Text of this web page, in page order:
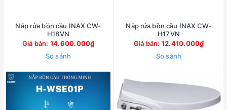
Nắp rửa bồn cầu INAX CW-
H18VN
Giá bán: 14.600.000₫
So sánh
Nắp rửa bồn cầu INAX CW-
H17VN
Giá bán: 12.410.000₫
So sánh